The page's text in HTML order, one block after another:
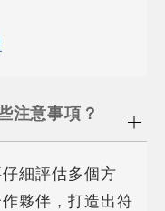
注意事項？
細評估多個方
夥伴，打造出符